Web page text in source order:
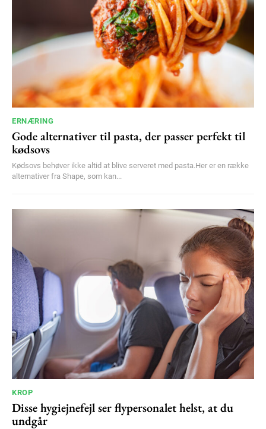
Praesent euismod ac
Ut mollis pellentesque tortor
Nullam eu erat condimentum
Donec quis est ac felis
Orci varius natoque dolor
ERNÆRING
Gode alternativer til pasta, der passer perfekt til
kødsovs
Kødsovs behøver ikke altid at blive serveret med pasta.Her er en række
alternativer fra Shape, som kan...
KROP
Disse hygiejnefejl ser flypersonalet helst, at du
undgår